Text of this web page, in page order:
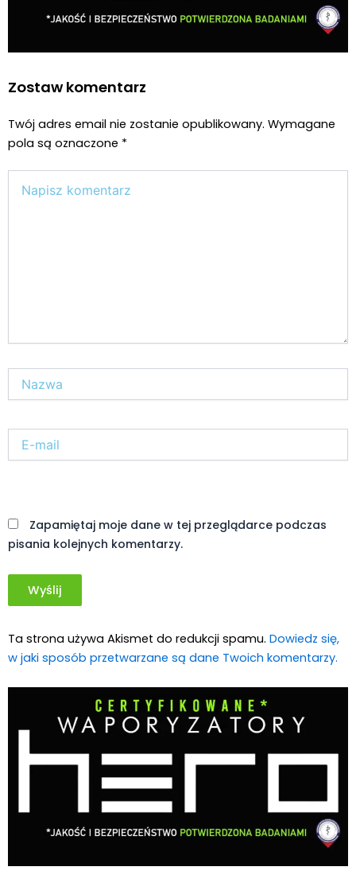
Zostaw komentarz
Twój adres email nie zostanie opublikowany. Wymagane
pola są oznaczone *
tutaj..
Nazwa*
mail*
Zapamiętaj moje dane w tej przeglądarce podczas
pisania kolejnych komentarzy.
Ta strona używa Akismet do redukcji spamu. Dowiedz się,
w jaki sposób przetwarzane są dane Twoich komentarzy.